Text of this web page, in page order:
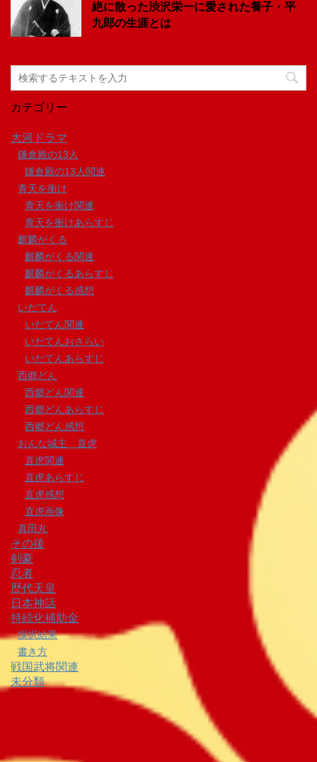
絶に散った渋沢栄一に愛された養子・平
九郎の生涯とは
カテゴリー
大河ドラマ
鎌倉殿の13人
鎌倉殿の13人関連
青天を衝け
青天を衝け関連
青天を衝けあらすじ
麒麟がくる
麒麟がくる関連
麒麟がくるあらすじ
麒麟がくる感想
いだてん
いだてん関連
いだてんおさらい
いだてんあらすじ
西郷どん
西郷どん関連
西郷どんあらすじ
西郷どん感想
おんな城主 直虎
直虎関連
直虎あらすじ
直虎感想
直虎画像
真田丸
その後
剣豪
忍者
歴代天皇
日本神話
持続化補助金
採択結果
書き方
戦国武将関連
未分類